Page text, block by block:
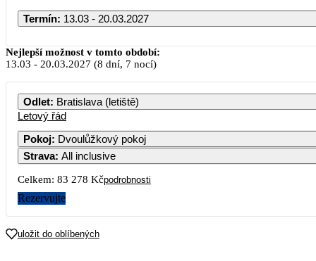
Termín: 13.03 - 20.03.2027
Nejlepší možnost v tomto období:
13.03 - 20.03.2027 (8 dní, 7 nocí)
Odlet: Bratislava (letiště)
Letový řád
Pokoj: Dvoulůžkový pokoj
Strava: All inclusive
Celkem: 83 278 Kčpodrobnosti
Rezervujte
uložit do oblíbených